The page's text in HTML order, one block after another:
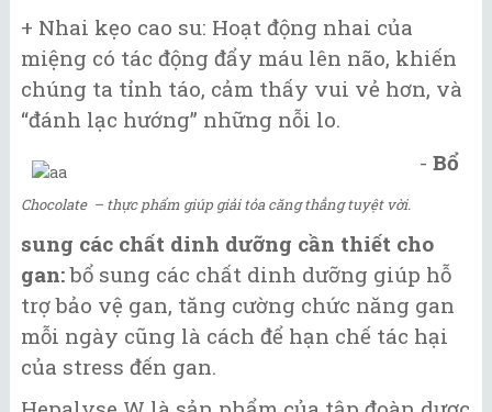
+ Nhai kẹo cao su: Hoạt động nhai của
miệng có tác động đẩy máu lên não, khiến
chúng ta tỉnh táo, cảm thấy vui vẻ hơn, và
“đánh lạc hướng” những nỗi lo.
Chocolate – thực phẩm giúp giải tỏa căng thẳng tuyệt vời.
-Bổ
sung các chất dinh dưỡng cần thiết cho
gan:bổ sung các chất dinh dưỡng giúp hỗ
trợ bảo vệ gan, tăng cường chức năng gan
mỗi ngày cũng là cách để hạn chế tác hại
của stress đến gan.